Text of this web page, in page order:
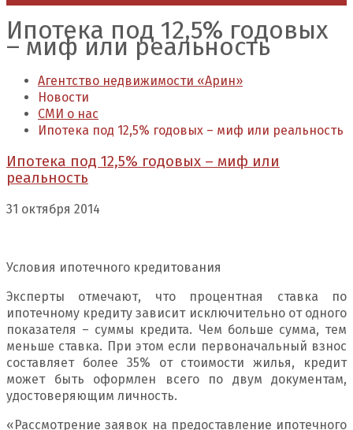
Ипотека под 12,5% годовых
– миф или реальность
Агентство недвижимости «Арин»
Новости
СМИ о нас
Ипотека под 12,5% годовых – миф или реальность
Ипотека под 12,5% годовых – миф или
реальность
31 октября 2014
Условия ипотечного кредитования
Эксперты отмечают, что процентная ставка по
ипотечному кредиту зависит исключительно от одного
показателя – суммы кредита. Чем больше сумма, тем
меньше ставка. При этом если первоначальный взнос
составляет более 35% от стоимости жилья, кредит
может быть оформлен всего по двум документам,
удостоверяющим личность.
«Рассмотрение заявок на предоставление ипотечного